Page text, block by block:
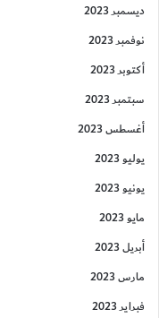
ديسمبر 2023
نوفمبر 2023
أكتوبر 2023
سبتمبر 2023
أغسطس 2023
يوليو 2023
يونيو 2023
مايو 2023
أبريل 2023
مارس 2023
فبراير 2023